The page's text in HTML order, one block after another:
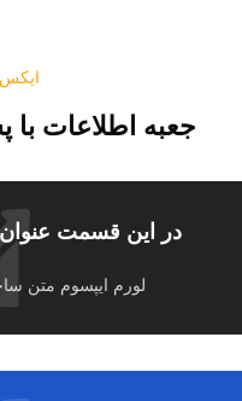
جعبه اطلاعات با
در این قسمت عنوان
لورم ایپسوم متن